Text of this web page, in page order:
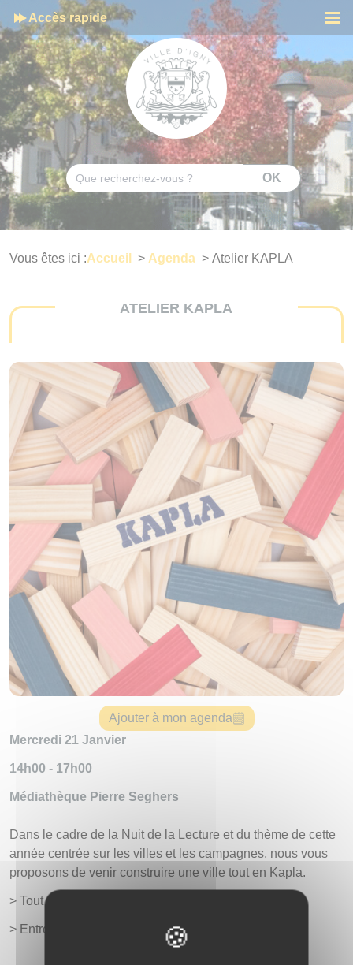
Accès rapide
Rechercher OK
Vous êtes ici :Accueil > Agenda > Atelier KAPLA
ATELIER KAPLA
Ajouter à mon agenda
Mercredi 21 Janvier
14h00 - 17h00
Médiathèque Pierre Seghers
Dans le cadre de la Nuit de la Lecture et du thème de cette
année centrée sur les villes et les campagnes, nous vous
proposons de venir construire une ville tout en Kapla.
> Tout public
> Entrée libre
Cookies management panel